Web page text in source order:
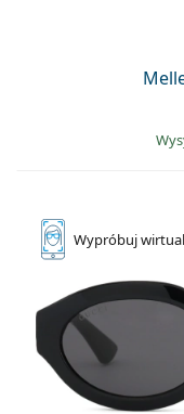
Wypróbuj